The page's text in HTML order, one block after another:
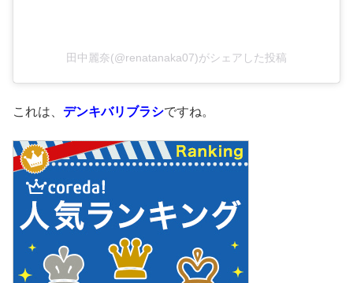
田中麗奈(@renatanaka07)がシェアした投稿
これは、 デンキバリブラシですね。